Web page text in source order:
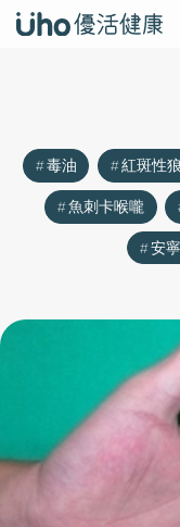
毒油 紅斑性
魚刺卡喉嚨
安